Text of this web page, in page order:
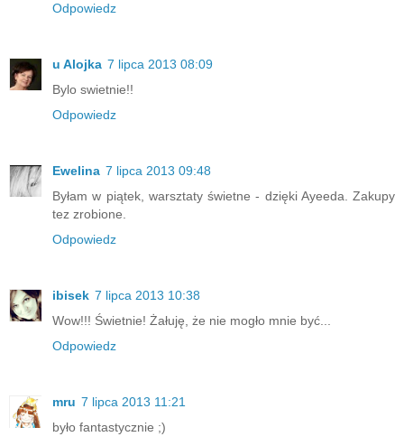
Odpowiedz
u Alojka 7 lipca 2013 08:09
Bylo swietnie!!
Odpowiedz
Ewelina 7 lipca 2013 09:48
Byłam w piątek, warsztaty świetne - dzięki Ayeeda. Zakupy
tez zrobione.
Odpowiedz
ibisek 7 lipca 2013 10:38
Wow!!! Świetnie! Żałuję, że nie mogło mnie być...
Odpowiedz
mru 7 lipca 2013 11:21
było fantastycznie ;)